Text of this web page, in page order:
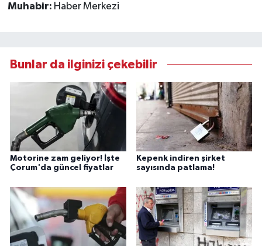
Muhabir: Haber Merkezi
Bunlar da ilginizi çekebilir
Motorine zam geliyor! İşte
Çorum'da güncel fiyatlar
Kepenk indiren şirket
sayısında patlama!